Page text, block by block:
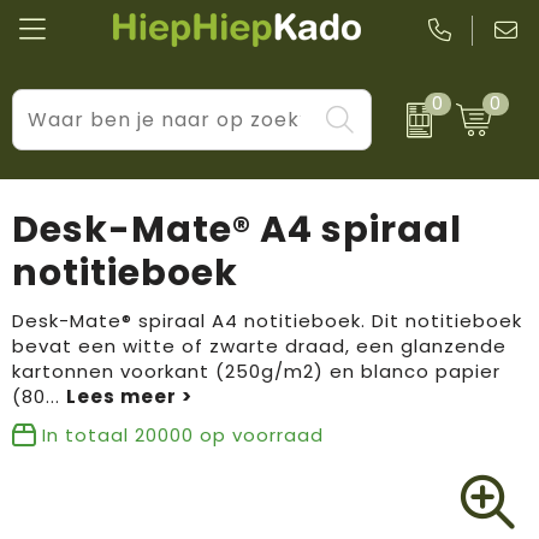
0 0
Kantoor & schrijfwaren
Wellness & verzorging
Tassen & reizen
Huis, tuin & keuken
Levensstijl
Prijs & impact
BIC
Boska
Brandflavours
Camelbak
Desk-Mate® A4 spiraal
notitieboek
Desk-Mate® spiraal A4 notitieboek. Dit notitieboek
bevat een witte of zwarte draad, een glanzende
kartonnen voorkant (250g/m2) en blanco papier
(80...
In totaal 20000 op voorraad